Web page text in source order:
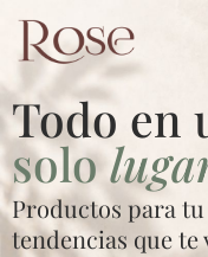
contenido
Todo en
solo
Productos para
tendencias que te